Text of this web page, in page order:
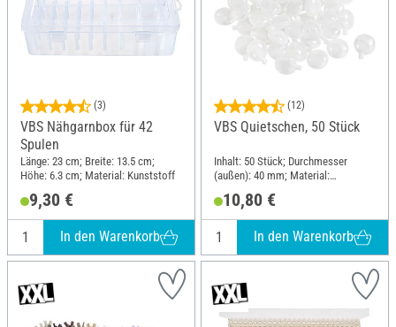
(3)
VBS Nähgarnbox für 42
Spulen
Länge: 23 cm; Breite: 13.5 cm;
Höhe: 6.3 cm; Material: Kunststoff
9,30 €
In den Warenkorb
(12)
VBS Quietschen, 50 Stück
Inhalt: 50 Stück; Durchmesser
(außen): 40 mm; Material:
10,80 €
In den Warenkorb